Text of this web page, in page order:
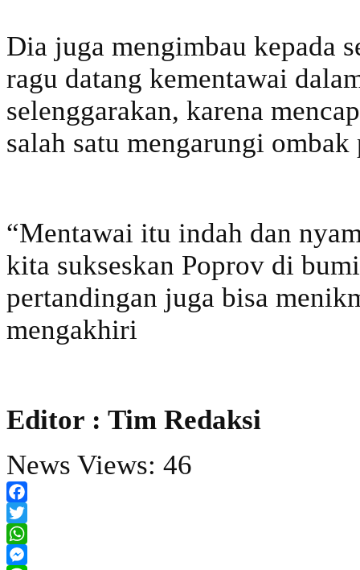
Dia juga mengimbau kepada
ragu datang kementawai
selenggarakan, karena
salah satu mengarungi ombak
“Mentawai itu indah dan
kita sukseskan Poprov di
pertandingan juga bisa
mengakhiri
Editor : Tim Redaksi
News Views: 46
Facebook
Twitter
WhatsApp